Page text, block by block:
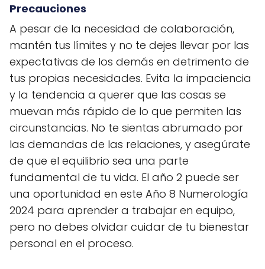
Precauciones
A pesar de la necesidad de colaboración,
mantén tus límites y no te dejes llevar por las
expectativas de los demás en detrimento de
tus propias necesidades. Evita la impaciencia
y la tendencia a querer que las cosas se
muevan más rápido de lo que permiten las
circunstancias. No te sientas abrumado por
las demandas de las relaciones, y asegúrate
de que el equilibrio sea una parte
fundamental de tu vida. El año 2 puede ser
una oportunidad en este Año 8 Numerología
2024 para aprender a trabajar en equipo,
pero no debes olvidar cuidar de tu bienestar
personal en el proceso.